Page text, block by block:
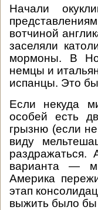
Начали
вотчиной
заселяли
мормоны. В
немцы и
испанцы. Это
Если некуда
особей есть
грызню (если
виду
варианта —
Америка
этап
выжить было бы